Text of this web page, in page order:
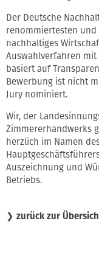
Der Deutsche
renommiertesten
nachhaltiges
Auswahlverfahren
basiert auf
Bewerbung ist nicht
Jury nominiert.
Wir, der
Zimmererhandwerks
herzlich im Namen
Auszeichnung und
Betriebs.
❯ zurück zur